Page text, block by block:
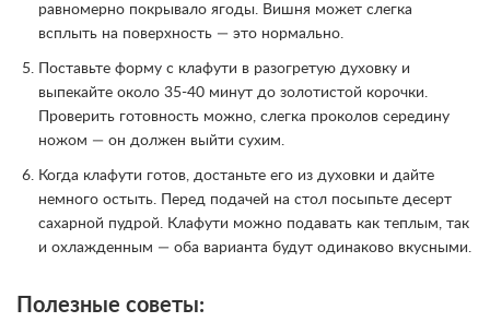
равномерно покрывало ягоды. Вишня может слегка
всплыть на поверхность — это нормально.
Поставьте форму с клафути в разогретую духовку и
выпекайте около 35-40 минут до золотистой корочки.
Проверить готовность можно, слегка проколов середину
ножом — он должен выйти сухим.
Когда клафути готов, достаньте его из духовки и дайте
немного остыть. Перед подачей на стол посыпьте десерт
сахарной пудрой. Клафути можно подавать как теплым, так
и охлажденным — оба варианта будут одинаково вкусными.
Полезные советы: